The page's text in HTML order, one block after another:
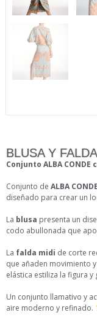
BLUSA Y
Conjunto ALBA
Conjunto de ALBA CONDE
diseñado para crear un
La blusa presenta un
codo abullonada que
La falda midi de corte
que añaden movimiento
elástica estiliza la figura
Un conjunto llamativo y
aire moderno y refinado.